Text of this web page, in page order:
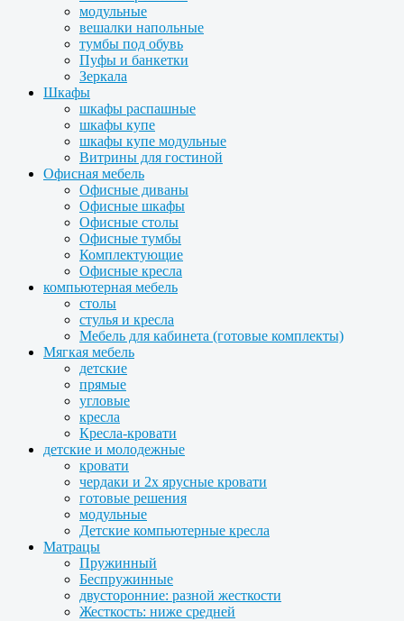
модульные
вешалки напольные
тумбы под обувь
Пуфы и банкетки
Зеркала
Шкафы
шкафы распашные
шкафы купе
шкафы купе модульные
Витрины для гостиной
Офисная мебель
Офисные диваны
Офисные шкафы
Офисные столы
Офисные тумбы
Комплектующие
Офисные кресла
компьютерная мебель
столы
стулья и кресла
Мебель для кабинета (готовые комплекты)
Мягкая мебель
детские
прямые
угловые
кресла
Кресла-кровати
детские и молодежные
кровати
чердаки и 2х ярусные кровати
готовые решения
модульные
Детские компьютерные кресла
Матрацы
Пружинный
Беспружинные
двусторонние: разной жесткости
Жесткость: ниже средней